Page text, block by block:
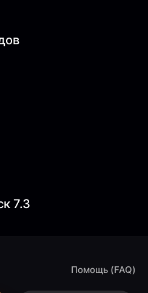
7.3
Помощь (FAQ)